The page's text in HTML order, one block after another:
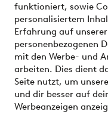
funktioniert, sowie
personalisiertem
Erfahrung auf
personenbezogenen
mit den Werbe- und
arbeiten. Dies dient
Seite nutzt, um
und dir besser auf
Werbeanzeigen
Bedingungen
Sichere